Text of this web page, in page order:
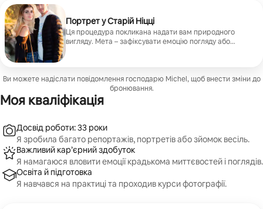
Портрет у Старій Ніцці
Ця процедура покликана надати вам природного
вигляду. Мета – зафіксувати емоцію погляду або
Ви можете надіслати повідомлення господарю Michel, щоб внести зміни до
бронювання.
Моя кваліфікація
Досвід роботи: 33 роки
Я зробила багато репортажів, портретів або зйомок весіль.
Важливий кар’єрний здобуток
Я намагаюся вловити емоції крадькома миттєвостей і поглядів.
Освіта й підготовка
Я навчався на практиці та проходив курси фотографії.